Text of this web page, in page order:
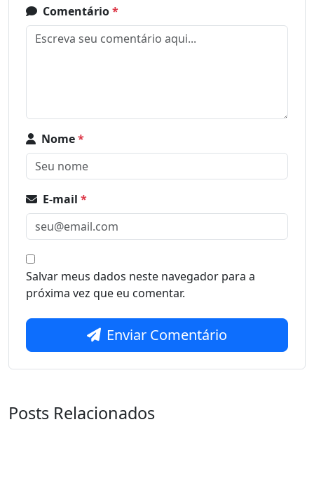
Comentário*
Nome*
E-mail *
Salvar meus dados neste navegador para a
próxima vez que eu comentar.
Enviar Comentário
Posts Relacionados